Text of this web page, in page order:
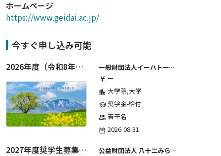
ホームページ
https://www.geidai.ac.jp/
今すぐ申し込み可能
2026年度（令和8年度）第２期 一般財団法人イーハトーブ育英会奨学生募集（給付型） 日本国内及び海外の大学・大学院に自宅外通学をする学生に生活費の一部(家賃半額相当)を給付【岩手県が本籍地の大学生または大学院生対象】
一般財団法人イーハトーブ育英会
currency_yen ー
location_city 大学院,大学
school奨学金-給付
group 若干名
date_range 2026-08-31
2027年度奨学生募集要項
公益財団法人 八十二みらい財団